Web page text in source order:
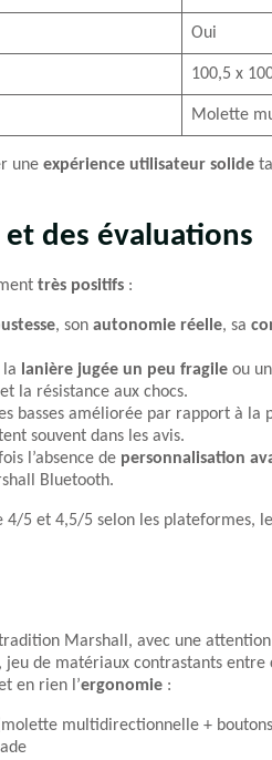
Oui
100,5 x
Molette
une expérience utilisateur solide
des évaluations
très positifs :
, son autonomie réelle, sa
la lanière jugée un peu fragile ou
la résistance aux chocs.
basses améliorée par rapport à
souvent dans les avis.
l’absence de personnalisation
Bluetooth.
5 et 4,5/5 selon les plateformes,
Marshall, avec une attention
de matériaux contrastants
en rien l’ergonomie :
multidirectionnelle +